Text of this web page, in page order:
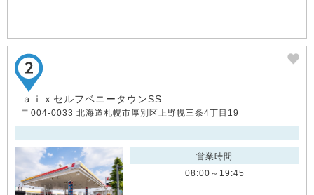
ａｉｘセルフベニータウンSS
〒004-0033 北海道札幌市厚別区上野幌三条4丁目19
営業時間
08:00～19:45